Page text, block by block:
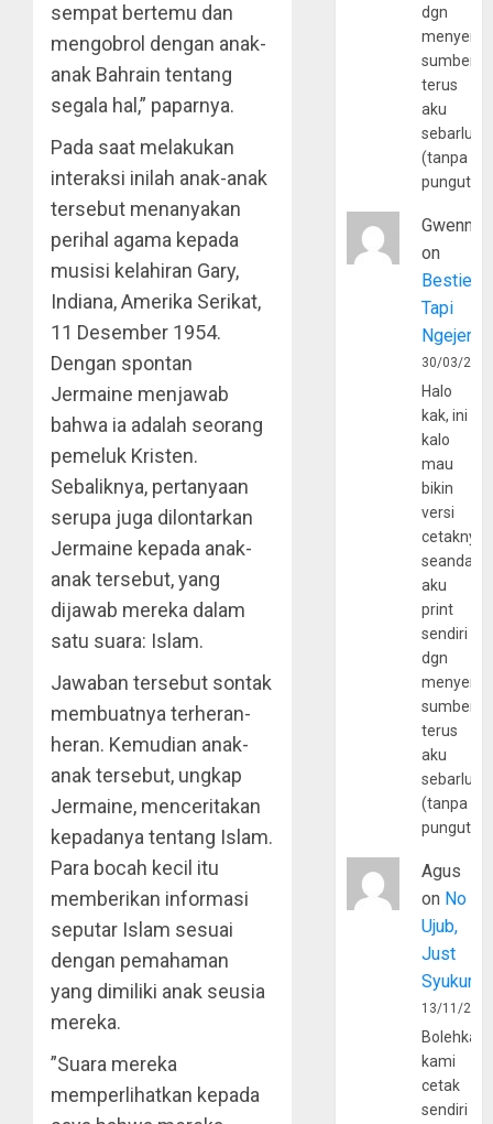
sempat bertemu dan
mengobrol dengan anak-
anak Bahrain tentang
segala hal,” paparnya.
Pada saat melakukan
interaksi inilah anak-anak
tersebut menanyakan
perihal agama kepada
musisi kelahiran Gary,
Indiana, Amerika Serikat,
11 Desember 1954.
Dengan spontan
Jermaine menjawab
bahwa ia adalah seorang
pemeluk Kristen.
Sebaliknya, pertanyaan
serupa juga dilontarkan
Jermaine kepada anak-
anak tersebut, yang
dijawab mereka dalam
satu suara: Islam.
Jawaban tersebut sontak
membuatnya terheran-
heran. Kemudian anak-
anak tersebut, ungkap
Jermaine, menceritakan
kepadanya tentang Islam.
Para bocah kecil itu
memberikan informasi
seputar Islam sesuai
dengan pemahaman
yang dimiliki anak seusia
mereka.
”Suara mereka
memperlihatkan kepada
dgn
sumber
terus
aku
(tanpa
Gwenny
on
Bestie
Tapi
30/03/
Halo
kak, ini
kalo
mau
bikin
versi
cetaknya
aku
print
sendiri
dgn
sumber
terus
aku
(tanpa
Agus
on No
Ujub,
Just
Syukur
13/11/
Bolehkah
kami
cetak
sendiri